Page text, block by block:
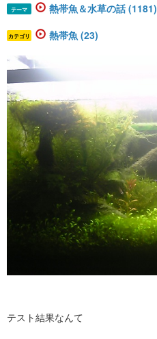
テーマ 熱帯魚＆水草の話 (1181)
カテゴリ 熱帯魚 (23)
テスト結果なんて